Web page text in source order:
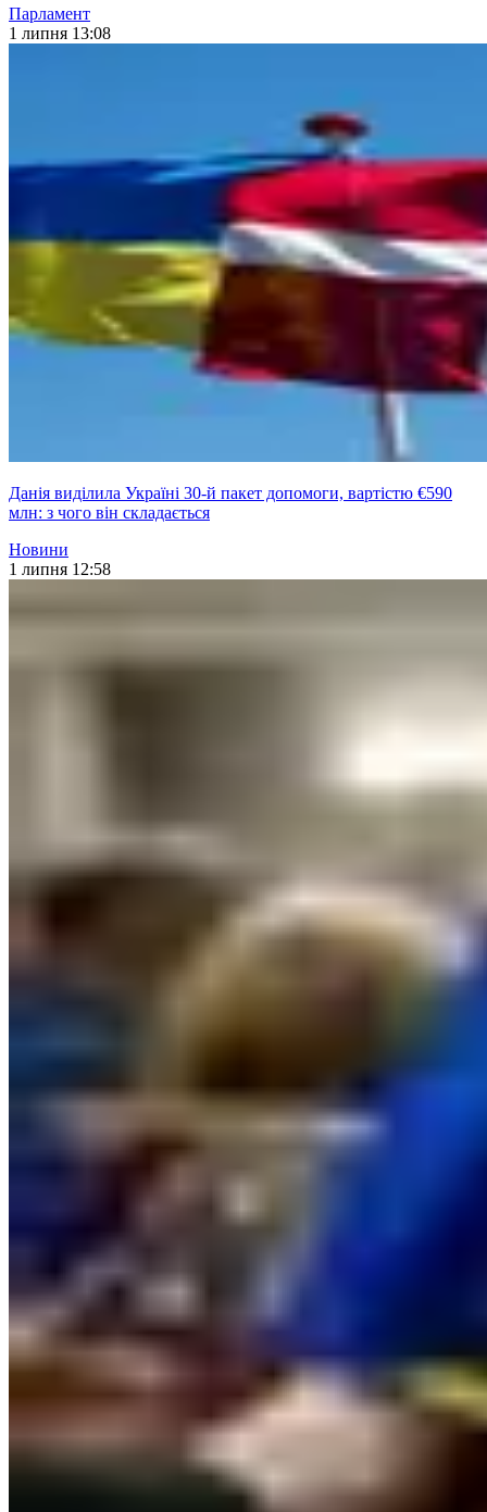
Парламент
1 липня 13:08
Данія виділила Україні 30-й пакет допомоги, вартістю €590
млн: з чого він складається
Новини
1 липня 12:58